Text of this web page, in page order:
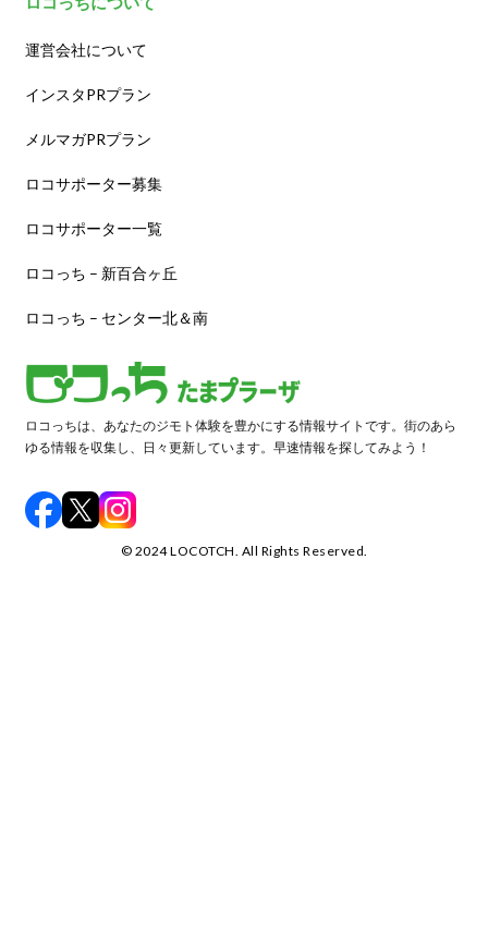
運営会社について
インスタPRプラン
メルマガPRプラン
ロコサポーター募集
ロコサポーター一覧
ロコっち – 新百合ヶ丘
ロコっち – センター北＆南
ロコっちは、あなたのジモト体験を豊かにする情報サイトです。街のあら
ゆる情報を収集し、日々更新しています。早速情報を探してみよう！
©️ 2024 LOCOTCH. All Rights Reserved.